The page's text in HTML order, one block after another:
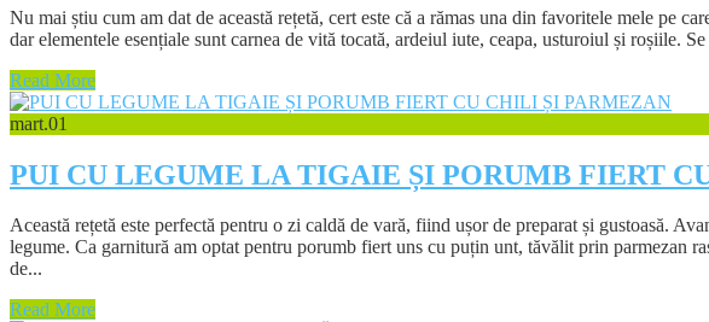
Nu mai știu cum am dat de această rețetă, cert este că a rămas una din favoritele mele pe
dar elementele esențiale sunt carnea de vită tocată, ardeiul iute, ceapa, usturoiul și roșiile.
Read More
mart.01
PUI CU LEGUME LA TIGAIE ȘI PORUMB FIERT
Această rețetă este perfectă pentru o zi caldă de vară, fiind ușor de preparat și gustoasă.
legume. Ca garnitură am optat pentru porumb fiert uns cu puțin unt, tăvălit prin parmezan
de...
Read More